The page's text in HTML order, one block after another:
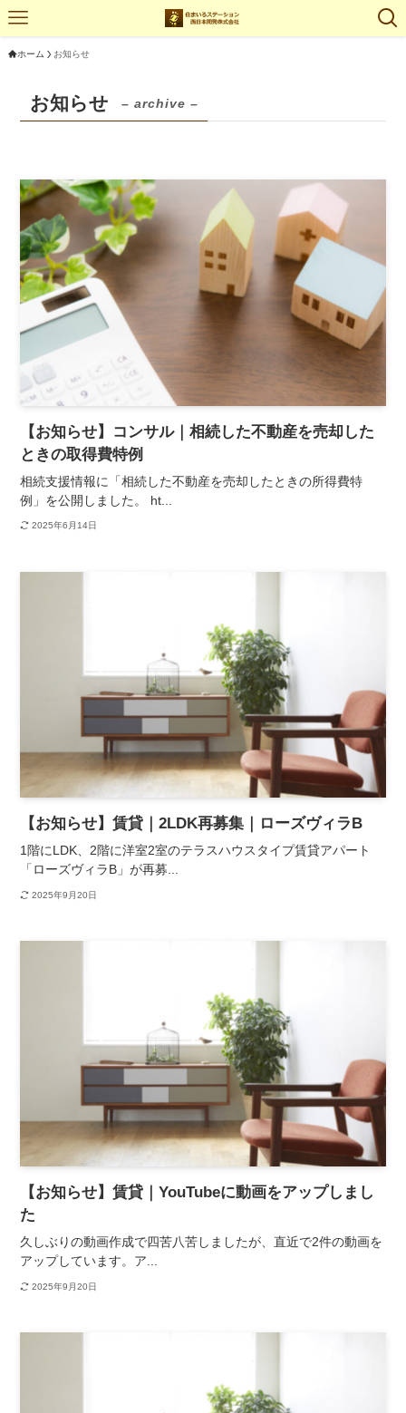
ホーム お知らせ
お知らせ – archive –
【お知らせ】コンサル｜相続した不動産を売却した
ときの取得費特例
相続支援情報に「相続した不動産を売却したときの所得費特
例」を公開しました。 ht...
2025年6月14日
【お知らせ】賃貸｜2LDK再募集｜ローズヴィラB
1階にLDK、2階に洋室2室のテラスハウスタイプ賃貸アパート
「ローズヴィラB」が再募...
2025年9月20日
【お知らせ】賃貸｜YouTubeに動画をアップしまし
た
久しぶりの動画作成で四苦八苦しましたが、直近で2件の動画を
アップしています。ア...
2025年9月20日